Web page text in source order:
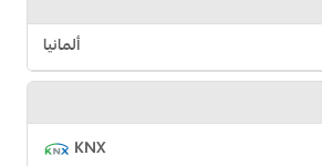
ألمانيا
KNX